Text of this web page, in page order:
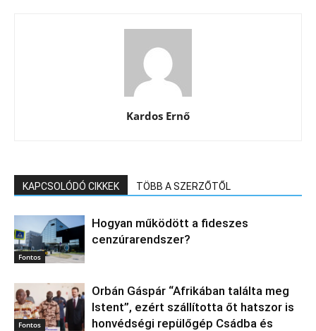
Kardos Ernő
KAPCSOLÓDÓ CIKKEK TÖBB A SZERZŐTŐL
Fontos
Hogyan működött a fideszes
cenzúrarendszer?
Fontos
Orbán Gáspár “Afrikában találta meg
Istent”, ezért szállította őt hatszor is
honvédségi repülőgép Csádba és